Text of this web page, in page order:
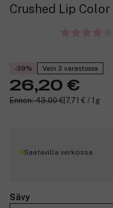
Crushed Lip
-39% Vain 3 varastossa
26,20 €
Ennen: 43,00 € 7,71 € / 1g
Saatavilla verkossa
Sävy